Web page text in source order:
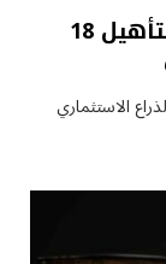
وادي جدة” تطلق معسكرًا رياديًا لتأهيل 18
الذراع الاستثماري